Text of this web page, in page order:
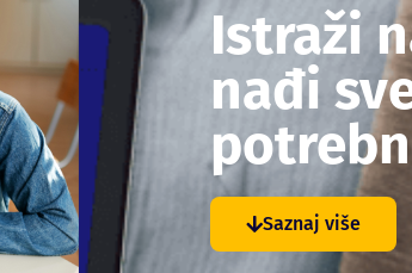
Istraži
nađi
Saznaj više